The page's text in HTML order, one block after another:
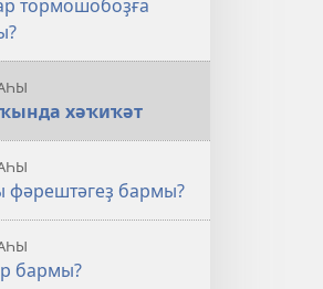
бармы?»
брошюра
тормошобоҙға
хәҡиҡәт
фәрештәгеҙ бармы?
бармы?